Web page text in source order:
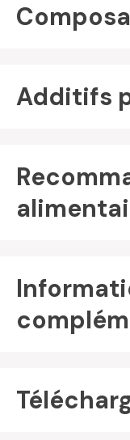
Additifs